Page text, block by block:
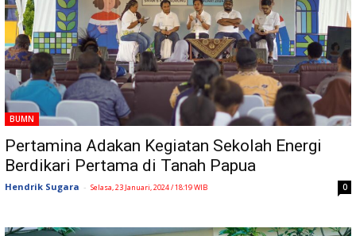
BUMN
Pertamina Adakan Kegiatan Sekolah Energi
Berdikari Pertama di Tanah Papua
Hendrik Sugara - Selasa, 23 Januari, 2024 / 18:19 WIB 0